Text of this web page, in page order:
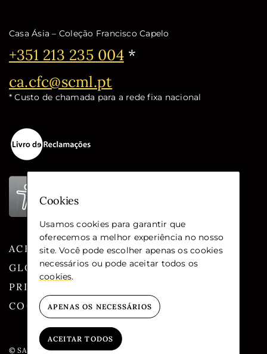
Casa Ásia – Coleção Francisco Capelo
Telefone:
+351 213 235 004*
Email:
ca.cfc@scml.pt
* Custo de chamada para a rede fixa nacional
ACESSIBILIDADE
GLOSSÁRIO
PRIVACIDADE
COOKIES
© SANTA CASA DA MISERICÓRDIA DE LISBOA
Cookies
Usamos cookies para garantir que
oferecemos a melhor experiência no nosso
site. Você pode escolher apenas os cookies
necessários ou pode aceitar todos os
cookies.
APENAS OS NECESSÁRIOS
ACEITAR TODOS